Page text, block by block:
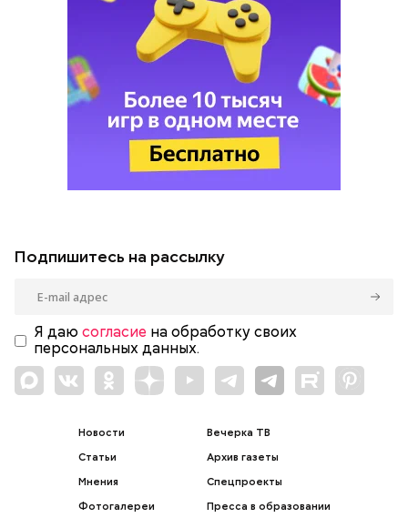
Подпишитесь на рассылку
Я даю согласие на обработку своих
персональных данных.
Новости
Статьи
Мнения
Фотогалереи
Вечерка ТВ
Архив газеты
Спецпроекты
Пресса в образовании